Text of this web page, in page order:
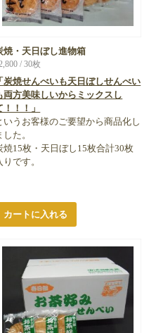
焼・天日ぼし進物箱
/ 30枚
「炭焼せんべいも天日ぼしせんべい
両方美味しいからミックスし
！！！」
いうお客様のご要望から商品化し
した。
焼15枚・天日ぼし15枚合計30枚
りです。
カートに入れる